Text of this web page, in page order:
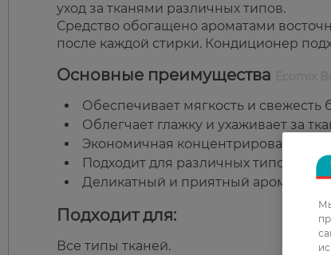
уход за тканями различных типов.
Средство обогащено ароматами
после каждой стирки. Кондиционер
Основные преимущества
Обеспечивает мягкость и свежесть
Облегчает глажку и ухаживает за
Экономичная концентрированная
Подходит для различных типов
Деликатный и приятный аромат.
Подходит для:
Все типы тканей.